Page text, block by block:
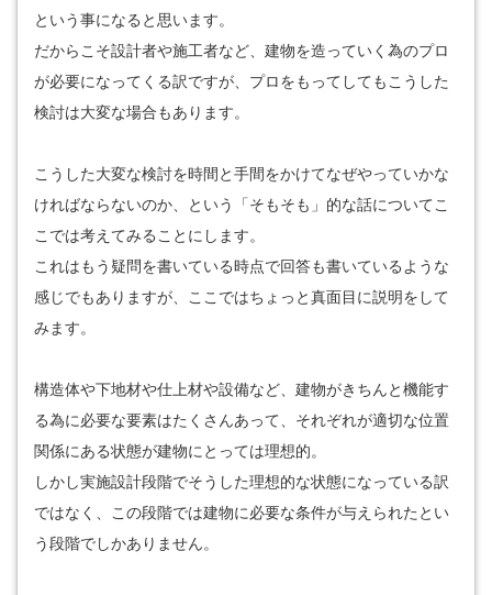
という事になると思います。
だからこそ設計者や施工者など、建物を造っていく為のプロ
が必要になってくる訳ですが、プロをもってしてもこうした
検討は大変な場合もあります。
こうした大変な検討を時間と手間をかけてなぜやっていかな
ければならないのか、という「そもそも」的な話についてこ
こでは考えてみることにします。
これはもう疑問を書いている時点で回答も書いているような
感じでもありますが、ここではちょっと真面目に説明をして
みます。
構造体や下地材や仕上材や設備など、建物がきちんと機能す
る為に必要な要素はたくさんあって、それぞれが適切な位置
関係にある状態が建物にとっては理想的。
しかし実施設計段階でそうした理想的な状態になっている訳
ではなく、この段階では建物に必要な条件が与えられたとい
う段階でしかありません。